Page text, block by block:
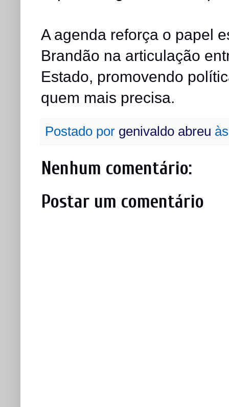
A agenda reforça o papel
Brandão na articulação
Estado, promovendo
quem mais precisa.
Postado por genivaldo abreu
Nenhum comentário:
Postar um comentário